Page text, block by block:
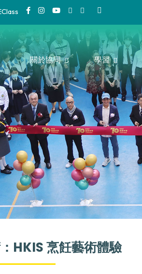
關於協同 學習
HKIS 烹飪藝術體驗